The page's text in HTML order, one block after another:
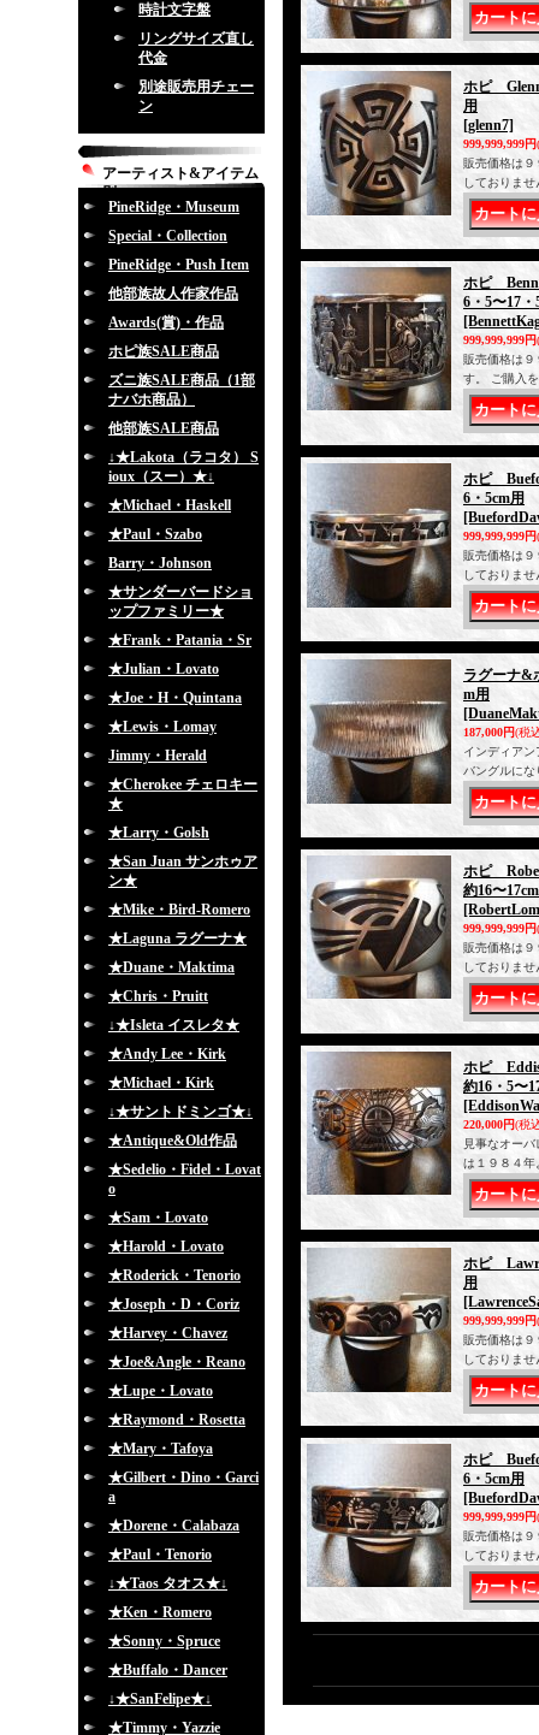
時計文字盤
リングサイズ直し
代金
別途販売用チェー
ン
アーティスト&アイテム
別
PineRidge・Museum
Special・Collection
PineRidge・Push Item
他部族故人作家作品
Awards(賞)・作品
ホピ族SALE商品
ズニ族SALE商品（1部
ナバホ商品）
他部族SALE商品
↓★Lakota（ラコタ） S
ioux（スー）★↓
★Michael・Haskell
★Paul・Szabo
Barry・Johnson
★サンダーバードショ
ップファミリー★
★Frank・Patania・Sr
★Julian・Lovato
★Joe・H・Quintana
★Lewis・Lomay
Jimmy・Herald
★Cherokee チェロキー
★
★Larry・Golsh
★San Juan サンホゥア
ン★
★Mike・Bird-Romero
★Laguna ラグーナ★
★Duane・Maktima
★Chris・Pruitt
↓★Isleta イスレタ★
★Andy Lee・Kirk
★Michael・Kirk
↓★サントドミンゴ★↓
★Antique&Old作品
★Sedelio・Fidel・Lovat
o
★Sam・Lovato
★Harold・Lovato
★Roderick・Tenorio
★Joseph・D・Coriz
★Harvey・Chavez
★Joe&Angle・Reano
★Lupe・Lovato
★Raymond・Rosetta
★Mary・Tafoya
★Gilbert・Dino・Garci
a
★Dorene・Calabaza
★Paul・Tenorio
↓★Taos タオス★↓
★Ken・Romero
★Sonny・Spruce
★Buffalo・Dancer
↓★SanFelipe★↓
★Timmy・Yazzie
ホピ
用
[glenn7]
999,999,999円
販売価格は
しておりま
ホピ
6・5〜17・
999,999,999円
販売価格は
す。 ご購入
ホピ
6・5cm用
999,999,999円
販売価格は
しておりま
ラグーナ&
m用
187,000円(税
インディア
バングルに
ホピ
約16〜
999,999,999円
販売価格は
しておりま
ホピ
約16・5〜
220,000円(税
見事なオー
は１９８４
ホピ
用
999,999,999円
販売価格は
しておりま
ホピ
6・5cm用
999,999,999円
販売価格は
しておりま